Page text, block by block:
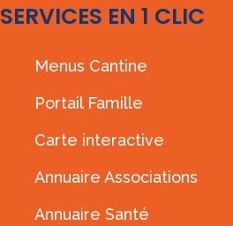
SERVICES EN 1 CLIC
Menus Cantine
Portail Famille
Carte interactive
Annuaire Associations
Annuaire Santé